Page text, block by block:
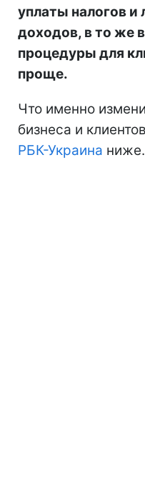
уплаты налогов и
доходов, в то же
процедуры для
проще.
Что именно
бизнеса и
РБК-Украина ниже.